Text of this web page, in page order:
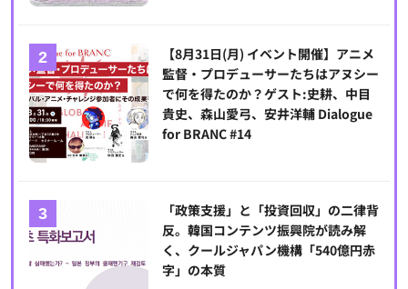
【8月31日(月) イベント開催】アニメ
監督・プロデューサーたちはアヌシー
で何を得たのか？ゲスト:史耕、中目
貴史、森山愛弓、安井洋輔 Dialogue
for BRANC #14
「政策支援」と「投資回収」の二律背
反。韓国コンテンツ振興院が読み解
く、クールジャパン機構「540億円赤
字」の本質